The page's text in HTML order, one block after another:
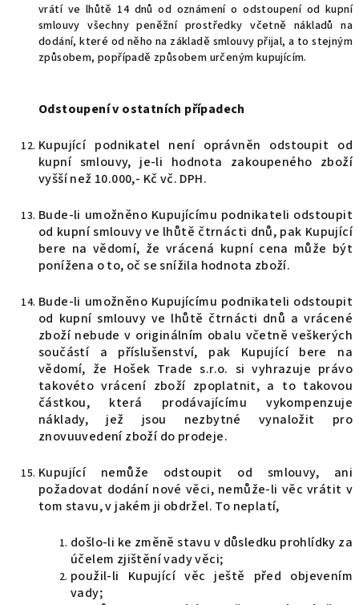
vrátí ve lhůtě 14 dnů od oznámení o odstoupení od kupní
smlouvy všechny peněžní prostředky včetně nákladů na
dodání, které od něho na základě smlouvy přijal, a to stejným
způsobem, popřípadě způsobem určeným kupujícím.
Odstoupení v ostatních případech
Kupující podnikatel není oprávněn odstoupit od
kupní smlouvy, je-li hodnota zakoupeného zboží
vyšší než 10.000,- Kč vč. DPH.
Bude-li umožněno Kupujícímu podnikateli odstoupit
od kupní smlouvy ve lhůtě čtrnácti dnů, pak Kupující
bere na vědomí, že vrácená kupní cena může být
ponížena o to, oč se snížila hodnota zboží.
Bude-li umožněno Kupujícímu podnikateli odstoupit
od kupní smlouvy ve lhůtě čtrnácti dnů a vrácené
zboží nebude v originálním obalu včetně veškerých
součástí a příslušenství, pak Kupující bere na
vědomí, že Hošek Trade s.r.o. si vyhrazuje právo
takovéto vrácení zboží zpoplatnit, a to takovou
částkou, která prodávajícímu vykompenzuje
náklady, jež jsou nezbytné vynaložit pro
znovuuvedení zboží do prodeje.
Kupující nemůže odstoupit od smlouvy, ani
požadovat dodání nové věci, nemůže-li věc vrátit v
tom stavu, v jakém ji obdržel. To neplatí,
došlo-li ke změně stavu v důsledku prohlídky za
účelem zjištění vady věci;
použil-li Kupující věc ještě před objevením
vady;